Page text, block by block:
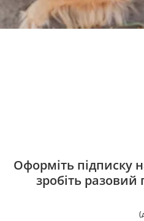
Оформіть підписку
зробіть